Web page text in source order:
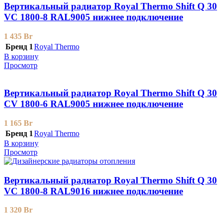
Вертикальный радиатор Royal Thermo Shift Q 30
VС 1800-8 RAL9005 нижнее подключение
1 435 Br
Бренд 1 Royal Thermo
В корзину
Просмотр
Вертикальный радиатор Royal Thermo Shift Q 30
CV 1800-6 RAL9005 нижнее подключение
1 165 Br
Бренд 1 Royal Thermo
В корзину
Просмотр
Вертикальный радиатор Royal Thermo Shift Q 30
VС 1800-8 RAL9016 нижнее подключение
1 320 Br